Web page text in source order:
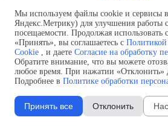
GSW460V 3Ф,
220В, 372.4 кВт
Дизельный
генератор
GSW460V 3Ф,
208В, 370.44
Дизельный
3Ф, 400В,
Мы используем файлы cookie и сервисы
Яндекс.Метрику) для улучшения работы
посещаемости. Продолжая использовать
«Принять», вы соглашаетесь с Политикой
Cookie , и даете Согласие на обработку
Обратите внимание, что вы можете
любое время. При нажатии «Отклонить»
Подробнее в Политике обработки
Принять все Отклонить